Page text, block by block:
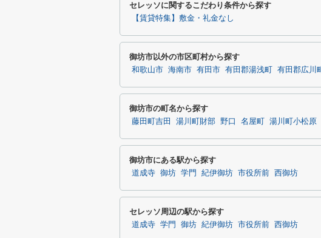
セレッソに関するこだわり条件から探す
【賃貸特集】敷金・礼金なし
御坊市以外の市区町村から探す
和歌山市 海南市 有田市 有田郡湯浅町 有田郡広川町
御坊市の町名から探す
藤田町吉田 湯川町財部 野口 名屋町 湯川町小松原
御坊市にある駅から探す
道成寺 御坊 学門 紀伊御坊 市役所前 西御坊
セレッソ周辺の駅から探す
道成寺 学門 御坊 紀伊御坊 市役所前 西御坊